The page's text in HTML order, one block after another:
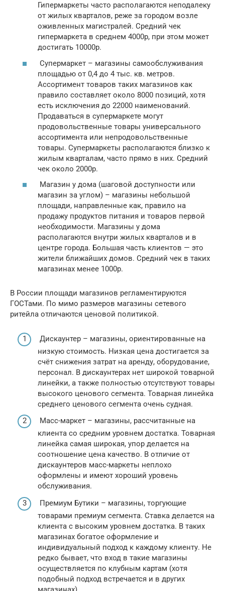
Гипермаркеты часто располагаются неподалеку
от жилых кварталов, реже за городом возле
оживленных магистралей. Средний чек
гипермаркета в среднем 4000р, при этом может
достигать 10000р.
Супермаркет – магазины самообслуживания
площадью от 0,4 до 4 тыс. кв. метров.
Ассортимент товаров таких магазинов как
правило составляет около 8000 позиций, хотя
есть исключения до 22000 наименований.
Продаваться в супермаркете могут
продовольственные товары универсального
ассортимента или непродовольственные
товары. Супермаркеты располагаются близко к
жилым кварталам, часто прямо в них. Средний
чек около 2000р.
Магазин у дома (шаговой доступности или
магазин за углом) – магазины небольшой
площади, направленные как, правило на
продажу продуктов питания и товаров первой
необходимости. Магазины у дома
располагаются внутри жилых кварталов и в
центре города. Большая часть клиентов — это
жители ближайших домов. Средний чек в таких
магазинах менее 1000р.
В России площади магазинов регламентируются
ГОСТами. По мимо размеров магазины сетевого
ритейла отличаются ценовой политикой.
Дискаунтер – магазины, ориентированные на
низкую стоимость. Низкая цена достигается за
счёт снижения затрат на аренду, оборудование,
персонал. В дискаунтерах нет широкой товарной
линейки, а также полностью отсутствуют товары
высокого ценового сегмента. Товарная линейка
среднего ценового сегмента очень судная.
Масс-маркет – магазины, рассчитанные на
клиента со средним уровнем достатка. Товарная
линейка самая широкая, упор делается на
соотношение цена качество. В отличие от
дискаунтеров масс-маркеты неплохо
оформлены и имеют хороший уровень
обслуживания.
Премиум Бутики – магазины, торгующие
товарами премиум сегмента. Ставка делается на
клиента с высоким уровнем достатка. В таких
магазинах богатое оформление и
индивидуальный подход к каждому клиенту. Не
редко бывает, что вход в такие магазины
осуществляется по клубным картам (хотя
подобный подход встречается и в других